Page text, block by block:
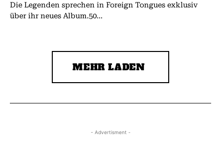
Die Legenden sprechen in Foreign Tongues exklusiv
über ihr neues Album.50...
MEHR LADEN
- Advertisment -